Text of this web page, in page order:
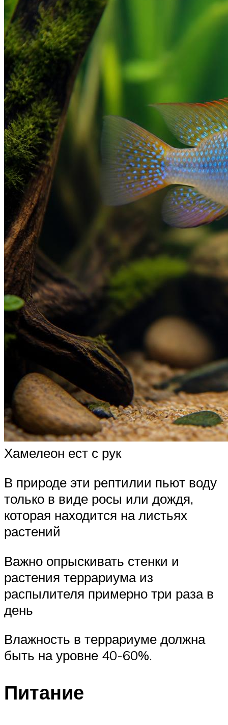
Хамелеон ест с рук
В природе эти рептилии пьют воду
только в виде росы или дождя,
которая находится на листьях
растений
Важно опрыскивать стенки и
растения террариума из
распылителя примерно три раза в
день
Влажность в террариуме должна
быть на уровне 40-60%.
Питание